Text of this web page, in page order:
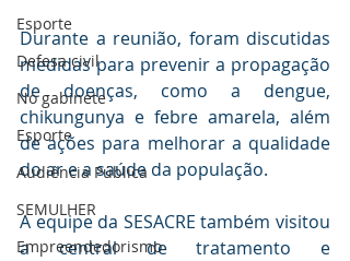
Esporte
Defesa civil
No gabinete
Esporte
Audiência Pública
SEMULHER
Empreendedorismo
Durante a reunião, foram discutidas
medidas para prevenir a propagação
de doenças, como a dengue,
chikungunya e febre amarela, além
de ações para melhorar a qualidade
do ar e a saúde da população.
A equipe da SESACRE também visitou
a central de tratamento e